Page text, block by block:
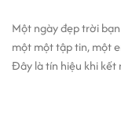
Một ngày đẹp trời
một một tập tin, một
Đây là tín hiệu khi kết